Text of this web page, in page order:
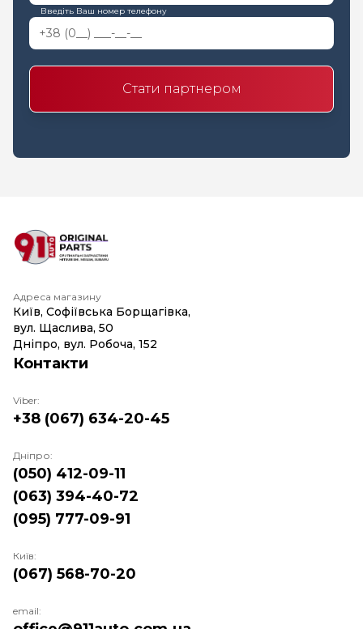
Введіть Ваш номер телефону
Стати партнером
Адреса магазину
Київ, Софіївська Борщагівка,
вул. Щаслива, 50
Дніпро, вул. Робоча, 152
Контакти
Viber:
+38 (067) 634-20-45
Дніпро:
(050) 412-09-11
(063) 394-40-72
(095) 777-09-91
Київ:
(067) 568-70-20
email: